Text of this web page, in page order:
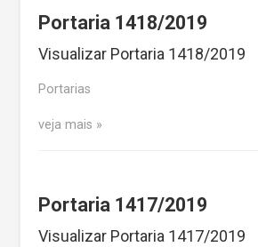
Portaria 1418/2019
Visualizar Portaria 1418/2019
Portarias
veja mais
Portaria 1417/2019
Visualizar Portaria 1417/2019